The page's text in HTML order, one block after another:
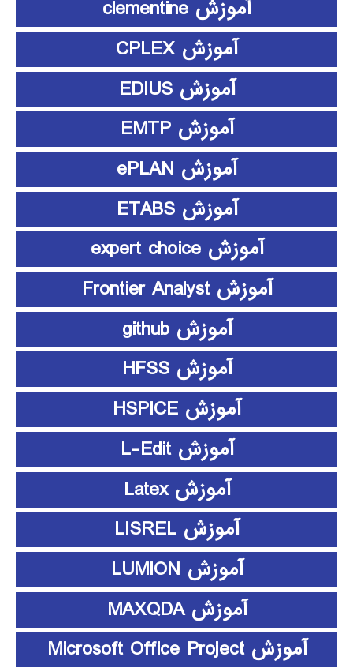
آموزش clementine
آموزش CPLEX
آموزش EDIUS
آموزش EMTP
آموزش ePLAN
آموزش ETABS
آموزش expert choice
آموزش Frontier Analyst
آموزش github
آموزش HFSS
آموزش HSPICE
آموزش L-Edit
آموزش Latex
آموزش LISREL
آموزش LUMION
آموزش MAXQDA
آموزش Microsoft Office Project